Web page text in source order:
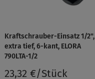
Kraftschrauber-Einsatz 1/2",
extra tief, 6-kant, ELORA
790LTA-1/2
23,32 €/Stück